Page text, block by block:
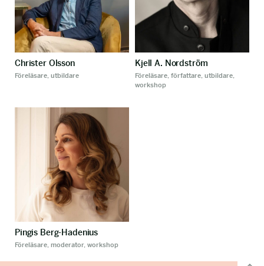
Christer Olsson
Föreläsare, utbildare
Kjell A. Nordström
Föreläsare, författare, utbildare,
workshop
Pingis Berg-Hadenius
Föreläsare, moderator, workshop